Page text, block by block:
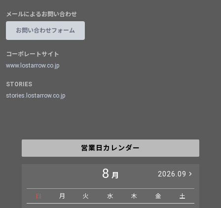
メールによるお問い合わせ
お問い合わせフォーム
コーポレートサイト
www.lostarrow.co.jp
STORIES
stories.lostarrow.co.jp
営業日カレンダー
8 月 2026.09
日 月 火 水 木 金 土